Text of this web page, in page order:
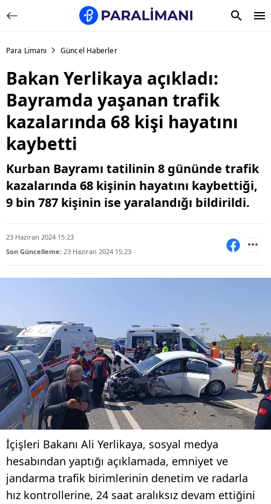
Para Limanı Güncel Haberler
Bakan Yerlikaya açıkladı:
Bayramda yaşanan trafik
kazalarında 68 kişi hayatını
kaybetti
Kurban Bayramı tatilinin 8 gününde trafik
kazalarında 68 kişinin hayatını kaybettiği,
9 bin 787 kişinin ise yaralandığı bildirildi.
23 Haziran 2024 15:23
Son Güncelleme: 23 Haziran 2024 15:23
İçişleri Bakanı Ali Yerlikaya, sosyal medya
hesabından yaptığı açıklamada, emniyet ve
jandarma trafik birimlerinin denetim ve radarla
hız kontrollerine, 24 saat aralıksız devam ettiğini